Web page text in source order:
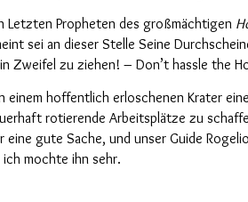
Letzten Propheten des großmächtigen
sei an dieser Stelle Seine
Zweifel zu ziehen! –Don’t hassle the
einem hoffentlich erloschenen Krater eine
rotierende Arbeitsplätze zu
eine gute Sache, und unser Guide
mochte ihn sehr.